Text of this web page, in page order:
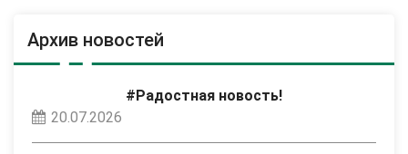
Архив новостей
#Радостная новость!
20.07.2026